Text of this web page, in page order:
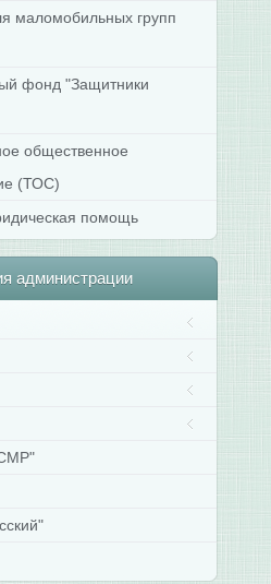
маломобильных групп
фонд "Защитники
общественное
(ТОС)
помощь
администрации